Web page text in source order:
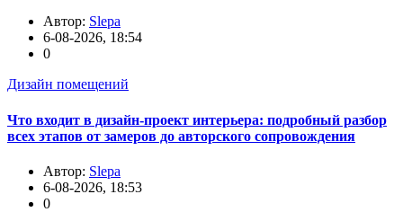
Автор: Slepa
6-08-2026, 18:54
0
Дизайн помещений
Что входит в дизайн-проект интерьера: подробный разбор
всех этапов от замеров до авторского сопровождения
Автор: Slepa
6-08-2026, 18:53
0